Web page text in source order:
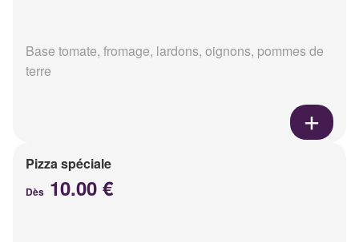
Base tomate, fromage, lardons, oignons, pommes de
terre
Pizza spéciale
Dès 10.00 €